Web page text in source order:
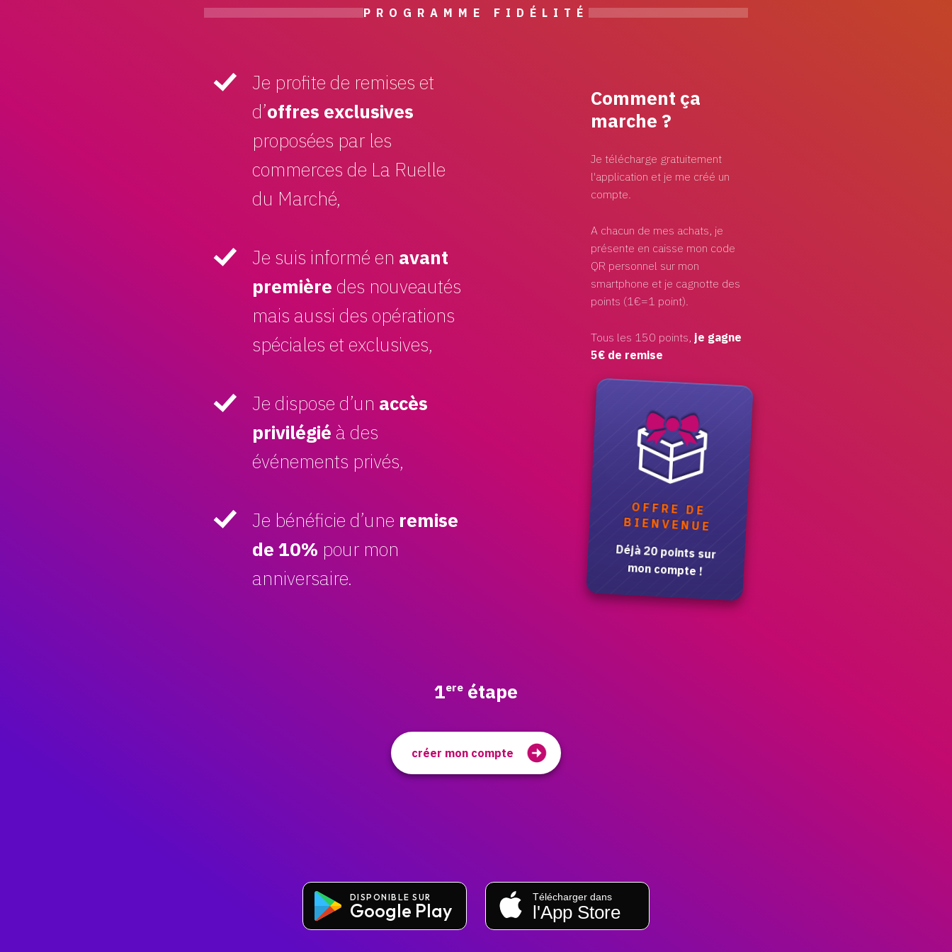
PROGRAMME FIDÉLITÉ
Je profite de remises et
d’offres exclusives
proposées par les
commerces de La Ruelle
du Marché
Je suis informé en avant
première des nouveautés
mais aussi des opérations
spéciales et exclusives
Je dispose d’un accès
privilégié à des
événements privés
Je bénéficie d’une remise
de 10% pour mon
anniversaire
Comment ça
marche ?
Je télécharge gratuitement
l'application et je me créé un
compte.
A chacun de mes achats, je
présente en caisse mon code
QR personnel sur mon
smartphone et je cagnotte des
points (1€=1 point).
Tous les 150 points, je gagne
5€ de remise
OFFRE DE
BIENVENUE
Déjà 20 points sur
mon compte !
1ereétape
créer mon compte
DISPONIBLE SUR
Google Play
Télécharger dans
l'App Store